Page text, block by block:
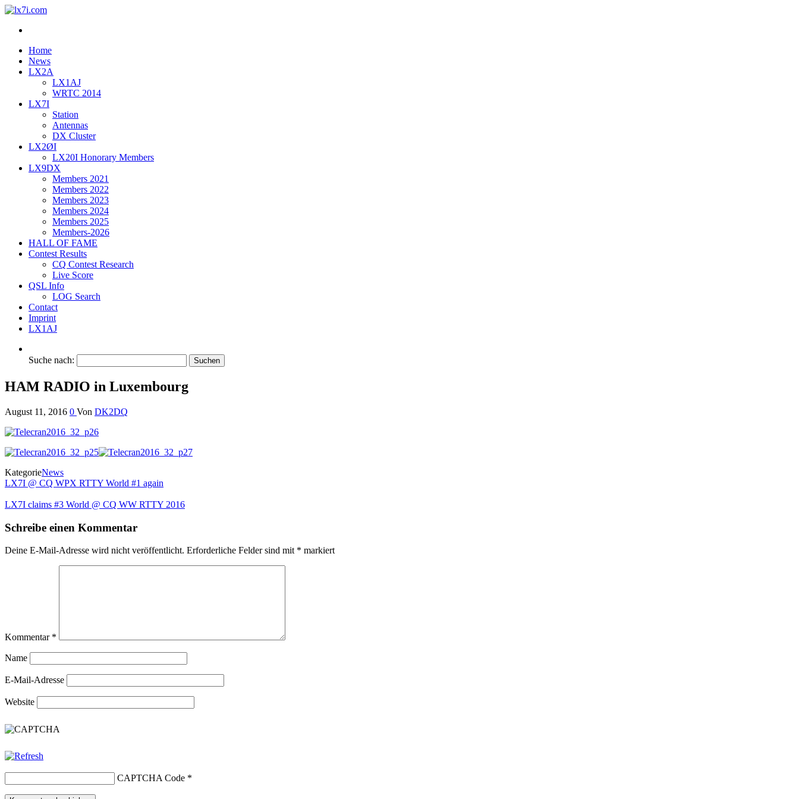
lx7i.com
lx2a ham station
Home
News
LX2A
LX1AJ
WRTC 2014
LX7I
Station
Antennas
DX Cluster
LX2ØI
LX20I Honorary Members
LX9DX
Members 2021
Members 2022
Members 2023
Members 2024
Members 2025
Members-2026
HALL OF FAME
Contest Results
CQ Contest Research
Live Score
QSL Info
LOG Search
Contact
Imprint
LX1AJ
Suche nach:
HAM RADIO in Luxembourg
August 11, 2016 0 Von DK2DQ
KategorieNews
LX7I @ CQ WPX RTTY World #1 again
LX7I claims #3 World @ CQ WW RTTY 2016
Schreibe einen Kommentar
Deine E-Mail-Adresse wird nicht veröffentlicht. Erforderliche Felder sind mit * markiert
Kommentar *
Name
E-Mail-Adresse
Website
CAPTCHA Code *